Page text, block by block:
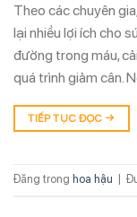
Theo các chuyên
lại nhiều lợi ích cho
đường trong máu,
quá trình giảm cân.
TIẾP TỤC ĐỌC →
Đăng trong hoa hậu